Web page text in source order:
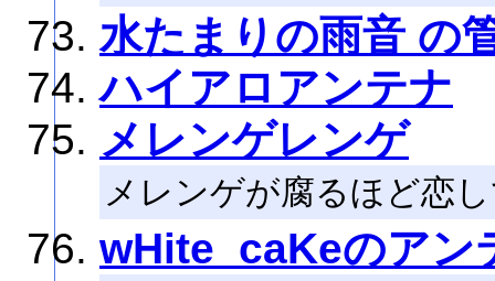
水たまりの雨音 の
ハイアロアンテナ
メレンゲレンゲ
メレンゲが腐るほど恋
wHite_caKeのアン